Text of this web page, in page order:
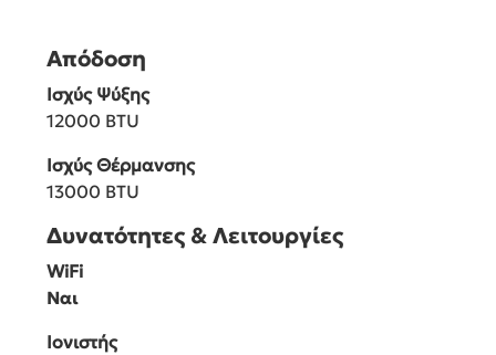
Απόδοση
Ισχύς Ψύξης
12000 BTU
Ισχύς Θέρμανσης
13000 BTU
Δυνατότητες & Λειτουργίες
WiFi
Ναι
Ιονιστής